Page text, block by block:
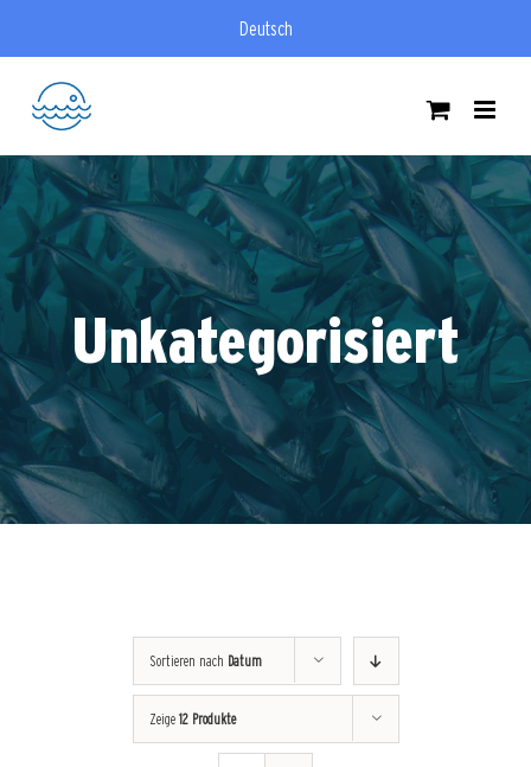
Inhalt
springen
Deutsch
Unkategorisiert
Sortieren nach Datum
Zeige 12 Produkte